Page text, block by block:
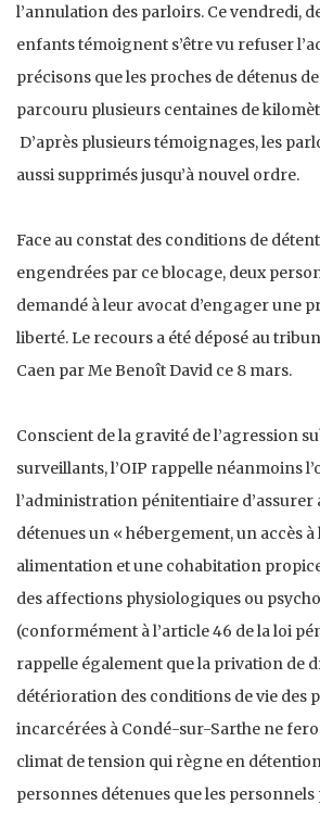
l’annulation des parloirs. Ce vendredi,
enfants témoignent s’être vu refuser
précisons que les proches de détenus
parcouru plusieurs centaines de
D’après plusieurs témoignages, les
aussi supprimés jusqu’à nouvel ordre.
Face au constat des conditions de
engendrées par ce blocage, deux
demandé à leur avocat d’engager une
liberté. Le recours a été déposé au
Caen par Me Benoît David ce 8 mars.
Conscient de la gravité de l’agression
surveillants, l’OIP rappelle néanmoins
l’administration pénitentiaire d’assurer
détenues un « hébergement, un accès à
alimentation et une cohabitation
des affections physiologiques ou
(conformément à l’article 46 de la loi
rappelle également que la privation de
détérioration des conditions de vie des
incarcérées à Condé-sur-Sarthe ne
climat de tension qui règne en
personnes détenues que les